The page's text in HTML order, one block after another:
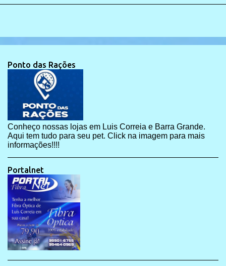
Ponto das Rações
Conheço nossas lojas em Luis Correia e Barra Grande.
Aqui tem tudo para seu pet. Click na imagem para mais
informações!!!!
Portalnet